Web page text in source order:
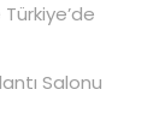
Salonu